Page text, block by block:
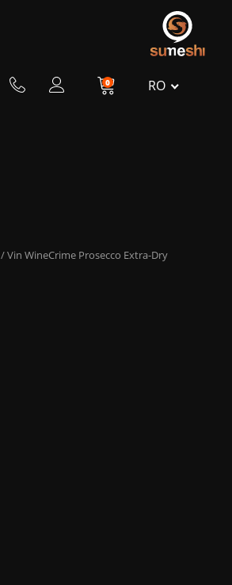
0 RO
/ Vin WineCrime Prosecco Extra-Dry